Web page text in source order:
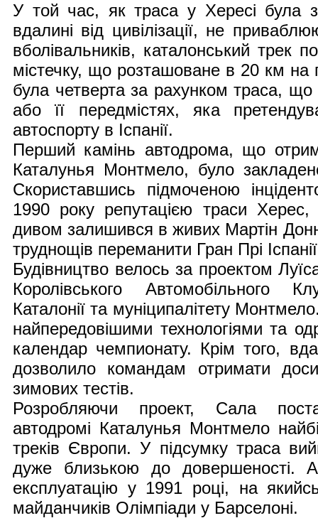
У той час, як траса у Хересі була
вдалині від цивілізації, не
вболівальників, каталонський трек
містечку, що розташоване в 20 км на
була четверта за рахунком траса,
або її передмістях, яка
автоспорту в Іспанії.
Перший камінь автодрома, що
Каталунья Монтмело, було
Скориставшись підмоченою
1990 року репутацією траси Херес,
дивом залишився в живих Мартін
труднощів переманити Гран Прі
Будівництво велось за проектом
Королівського Автомобільного
Каталонії та муніципалітету
найпередовішими технологіями та
календар чемпионату. Крім того,
дозволило командам отримати
зимових тестів.
Розробляючи проект, Сала
автодромі Каталунья Монтмело
треків Європи. У підсумку траса
дуже близькою до довершеності.
експлуатацію у 1991 році, на
майданчиків Олімпіади у Барселоні.